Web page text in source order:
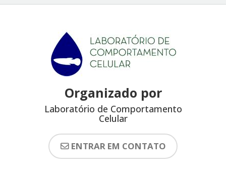
Organizado por
Laboratório de Comportamento
Celular
ENTRAR EM CONTATO